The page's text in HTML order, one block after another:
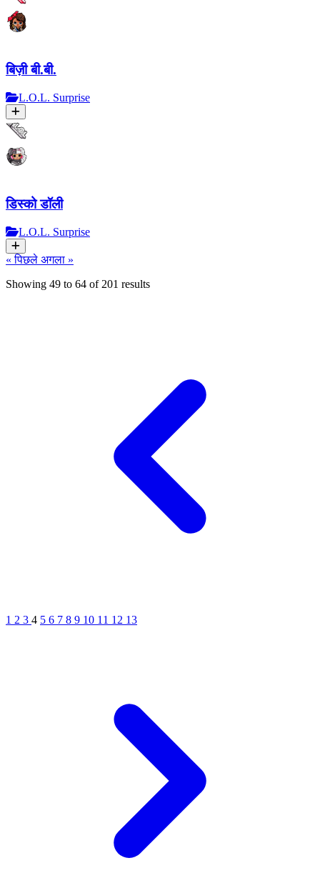
बिज़ी बी.बी.
L.O.L. Surprise
डिस्को डॉली
L.O.L. Surprise
« पिछले अगला »
Showing 49 to 64 of 201 results
1 2 3 4 5 6 7 8 9 10 11 12 13